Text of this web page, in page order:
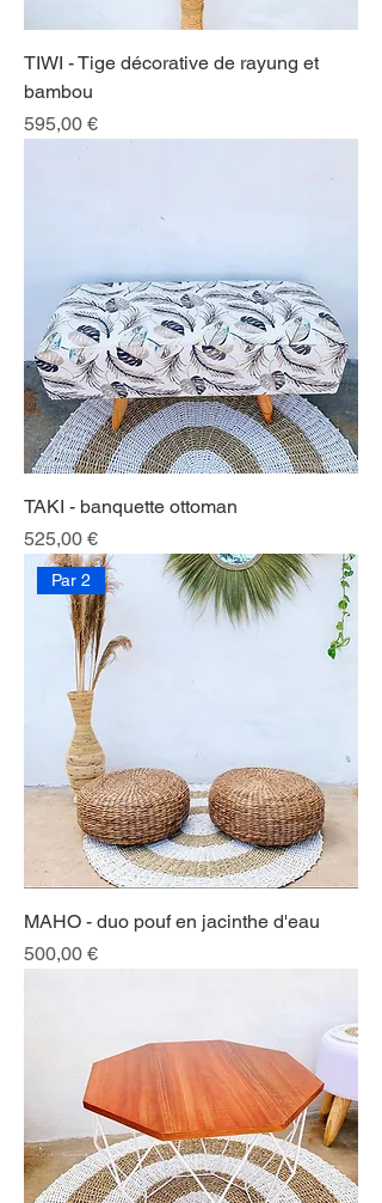
TIWI - Tige décorative de rayung et
bambou
Prix
595,00 €
TAKI - banquette ottoman
Prix
525,00 €
Par 2
MAHO - duo pouf en jacinthe d'eau
Prix
500,00 €